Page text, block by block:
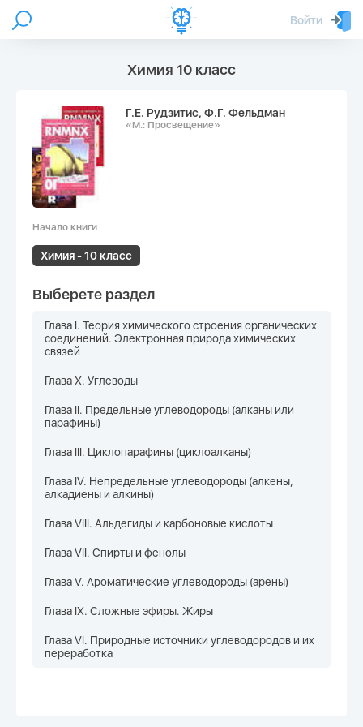
Войти
Химия 10 класс
Г.Е. Рудзитис, Ф.Г. Фельдман
«М.: Просвещение»
Начало книги
Химия - 10 класс
Выберете раздел
Глава I. Теория химического строения органических
соединений. Электронная природа химических
связей
Глава X. Углеводы
Глава II. Предельные углеводороды (алканы или
парафины)
Глава III. Циклопарафины (циклоалканы)
Глава IV. Непредельные углеводороды (алкены,
алкадиены и алкины)
Глава VIII. Альдегиды и карбоновые кислоты
Глава VII. Спирты и фенолы
Глава V. Ароматические углеводороды (арены)
Глава IX. Сложные эфиры. Жиры
Глава VI. Природные источники углеводородов и их
переработка